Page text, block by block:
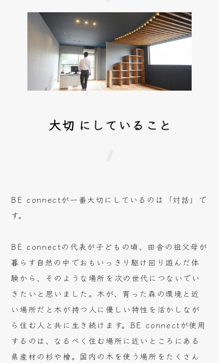
大切 にしていること
BE connectが一番大切にしているのは「対話」で
す。
BE connectの代表が子どもの頃、田舎の祖父母が
暮らす自然の中でおもいっきり駆け回り遊んだ体
験から、そのような場所を次の世代につないでい
きたいと思いました。木が、育った森の環境と近
い場所だと木が持つ人に優しい特性を活かしなが
ら住む人と共に生き続けます。BE connectが使用
するのは、なるべく住む場所に近いところにある
県産材の杉や檜。国内の木を使う場所をたくさん